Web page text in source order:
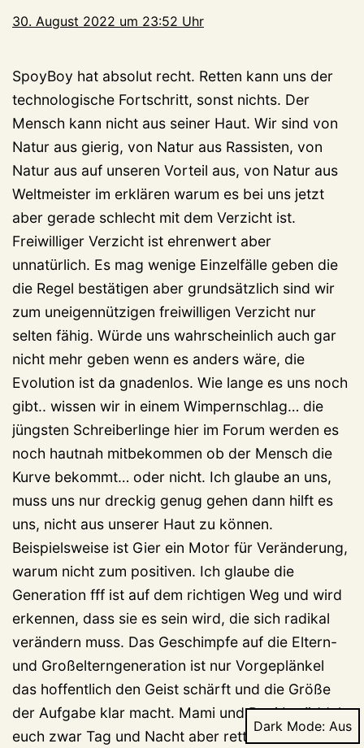
30. August 2022 um 23:52 Uhr
SpoyBoy hat absolut recht. Retten kann uns der
technologische Fortschritt, sonst nichts. Der
Mensch kann nicht aus seiner Haut. Wir sind von
Natur aus gierig, von Natur aus Rassisten, von
Natur aus auf unseren Vorteil aus, von Natur aus
Weltmeister im erklären warum es bei uns jetzt
aber gerade schlecht mit dem Verzicht ist.
Freiwilliger Verzicht ist ehrenwert aber
unnatürlich. Es mag wenige Einzelfälle geben die
die Regel bestätigen aber grundsätzlich sind wir
zum uneigennützigen freiwilligen Verzicht nur
selten fähig. Würde uns wahrscheinlich auch gar
nicht mehr geben wenn es anders wäre, die
Evolution ist da gnadenlos. Wie lange es uns noch
gibt.. wissen wir in einem Wimpernschlag… die
jüngsten Schreiberlinge hier im Forum werden es
noch hautnah mitbekommen ob der Mensch die
Kurve bekommt… oder nicht. Ich glaube an uns,
muss uns nur dreckig genug gehen dann hilft es
uns, nicht aus unserer Haut zu können.
Beispielsweise ist Gier ein Motor für Veränderung,
warum nicht zum positiven. Ich glaube die
Generation fff ist auf dem richtigen Weg und wird
erkennen, dass sie es sein wird, die sich radikal
verändern muss. Das Geschimpfe auf die Eltern-
und Großelterngeneration ist nur Vorgeplänkel
das hoffentlich den Geist schärft und die Größe
der Aufgabe klar macht. Mami und Papi betüddeln
euch zwar Tag und Nacht aber retten werden Sie
Dark Mode: